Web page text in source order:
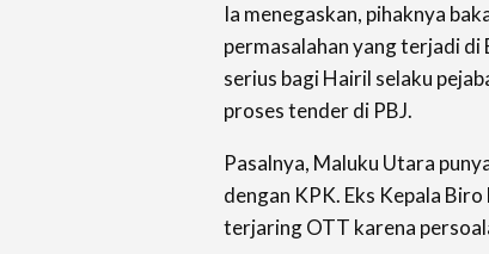
Ia menegaskan, pihaknya
permasalahan yang terjadi di
serius bagi Hairil selaku
proses tender di PBJ.
Pasalnya, Maluku Utara
dengan KPK. Eks Kepala
terjaring OTT karena